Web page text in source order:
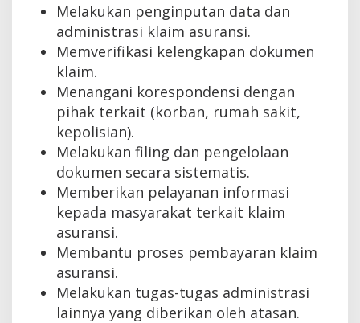
Melakukan penginputan data dan
administrasi klaim asuransi.
Memverifikasi kelengkapan dokumen
klaim.
Menangani korespondensi dengan
pihak terkait (korban, rumah sakit,
kepolisian).
Melakukan filing dan pengelolaan
dokumen secara sistematis.
Memberikan pelayanan informasi
kepada masyarakat terkait klaim
asuransi.
Membantu proses pembayaran klaim
asuransi.
Melakukan tugas-tugas administrasi
lainnya yang diberikan oleh atasan.